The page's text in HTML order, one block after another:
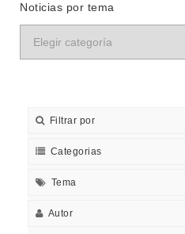
Noticias por tema
Filtrar por
Categorias
Tema
Autor